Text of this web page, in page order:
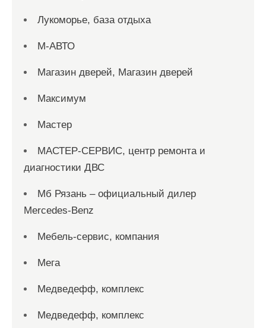
Лукоморье, база отдыха
М-АВТО
Магазин дверей, Магазин дверей
Максимум
Мастер
МАСТЕР-СЕРВИС, центр ремонта и
диагностики ДВС
Мб Рязань – официальный дилер
Mercedes-Benz
Мебель-сервис, компания
Мега
Медведефф, комплекс
Медведефф, комплекс